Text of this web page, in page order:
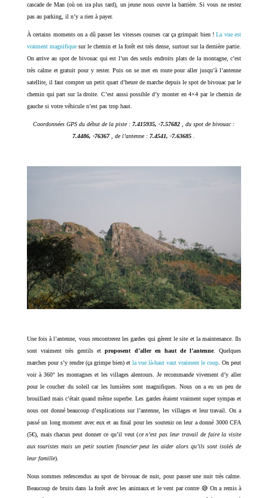
cascade de Man (où on ira plus tard), un jeune nous ouvre la barrière. Si vous ne restez
pas au parking, il n’y a rien à payer.
À certains moments on a dû passer les vitesses courses car ça grimpait bien !La vue est
vraiment magnifiquesur le chemin et la forêt est très dense, surtout sur la dernière partie.
On arrive au spot de bivouac qui est l’un des seuls endroits plats de la montagne, c’est
très calme et gratuit pour y rester. Puis on se met en route pour aller jusqu’à l’antenne
satellite, il faut compter un petit quart d’heure de marche depuis le spot de bivouac par le
chemin qui part sur la droite. C’est aussi possible d’y monter en 4×4 par le chemin de
gauche si votre véhicule n’est pas trop haut.
Coordonnées GPS du début de la piste :7.415935, -7.57682 , du spot de bivouac :
7.4486, -76367, de l’antenne :7.4541, -7.63685
Une fois à l’antenne, vous rencontrerez les gardes qui gèrent le site et la maintenance. Ils
sont vraiment très gentils etproposent d’aller en haut de l’antenne. Quelques
marches pour s’y rendre (ça grimpe bien) et la vue là-haut vaut vraiment le coup . On peut
voir à 360° les montagnes et les villages alentours. Je recommande vivement d’y aller
pour le coucher du soleil car les lumières sont magnifiques. Nous on a eu un peu de
brouillard mais c’était quand même superbe. Les gardes étaient vraiment super sympas et
nous ont donné beaucoup d’explications sur l’antenne, les villages et leur travail. On a
passé un long moment avec eux et au final pour les soutenir on leur a donné 3000 CFA
(5€), mais chacun peut donner ce qu’il veut (ce n’est pas leur travail de faire la visite
aux touristes mais un petit soutien financier peut les aider alors qu’ils sont isolés de
leur famille).
Nous sommes redescendus au spot de bivouac de nuit, pour passer une nuit très calme.
Beaucoup de bruits dans la forêt avec les animaux et le vent par contre 😅 On a remis à